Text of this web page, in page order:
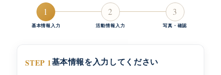
1
基本情報入力
2
活動情報入力
3
写真・確認
STEP 1基本情報を入力してください